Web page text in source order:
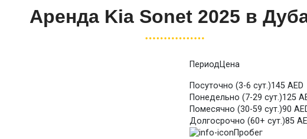
Аренда Kia Sonet 2025 в
ПериодЦена
Посуточно (3-6 сут.)145 AED
Понедельно (7-29 сут.)125
Помесячно (30-59 сут.)90
Долгосрочно (60+ сут.)85
Пробег